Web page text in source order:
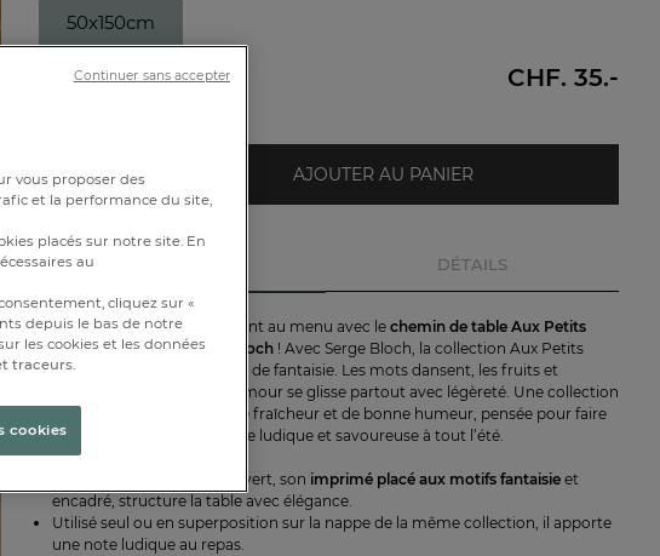
50x150cm
Disponible CHF. 35.-
1 AJOUTER AU PANIER
DÉTAILS
Jeux de mots et de saveurs sont au menu avec le chemin de table Aux Petits
Oignons Linvosges x Serge Bloch ! Avec Serge Bloch, la collection Aux Petits
Oignons déborde d’énergie et de fantaisie. Les mots dansent, les fruits et
légumes prennent vie, et l’humour se glisse partout avec légèreté. Une collection
joyeuse et pétillante, pleine de fraîcheur et de bonne humeur, pensée pour faire
sourire et apporter une touche ludique et savoureuse à tout l’été.
Sur un charmant fond uni vert, son imprimé placé aux motifs fantaisieet
encadré, structure la table avec élégance.
Utilisé seul ou en superposition sur la nappe de la même collection, il apporte
une note ludique au repas.
vous proposer des
et la performance du site,
placés sur notre site. En
au
cliquez sur «
depuis le bas de notre
les cookies et les données
traceurs.
cookies
Continuer sans accepter